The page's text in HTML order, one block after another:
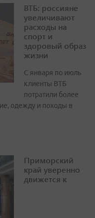
ВТБ: россияне
увеличивают
расходы на
спорт и
здоровый образ
жизни
С января по июль
клиенты ВТБ
потратили более
одежду и походы в
Приморский
край уверенно
движется к